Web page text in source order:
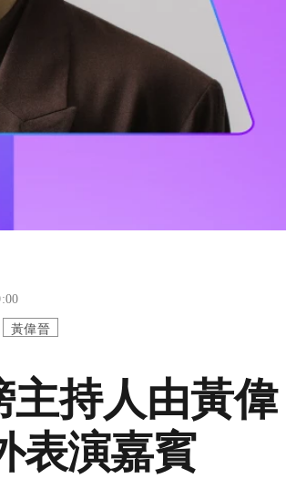
黃偉晉
持人由黃偉
表演嘉賓